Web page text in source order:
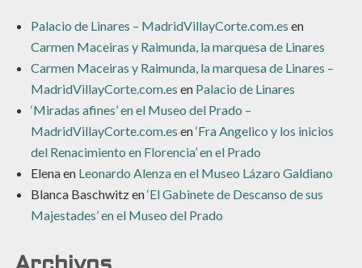
Palacio de Linares – MadridVillayCorte.com.es en
Carmen Maceiras y Raimunda, la marquesa de Linares
Carmen Maceiras y Raimunda, la marquesa de Linares –
MadridVillayCorte.com.es en Palacio de Linares
‘Miradas afines’ en el Museo del Prado –
MadridVillayCorte.com.es en‘Fra Angelico y los inicios
del Renacimiento en Florencia’ en el Prado
Elenaen Leonardo Alenza en el Museo Lázaro Galdiano
Blanca Baschwitzen‘El Gabinete de Descanso de sus
Majestades’ en el Museo del Prado